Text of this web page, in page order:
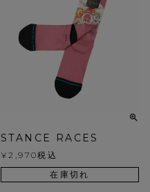
STANCE RACES
¥ 2,970税込
在庫切れ